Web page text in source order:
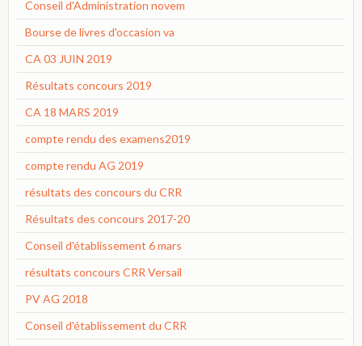
Conseil d'Administration novem
Bourse de livres d'occasion va
CA 03 JUIN 2019
Résultats concours 2019
CA 18 MARS 2019
compte rendu des examens2019
compte rendu AG 2019
résultats des concours du CRR
Résultats des concours 2017-20
Conseil d'établissement 6 mars
résultats concours CRR Versail
PV AG 2018
Conseil d'établissement du CRR